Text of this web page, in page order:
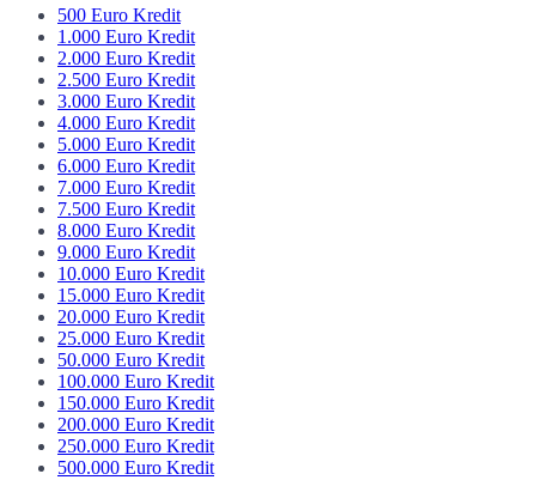
500 Euro Kredit
1.000 Euro Kredit
2.000 Euro Kredit
2.500 Euro Kredit
3.000 Euro Kredit
4.000 Euro Kredit
5.000 Euro Kredit
6.000 Euro Kredit
7.000 Euro Kredit
7.500 Euro Kredit
8.000 Euro Kredit
9.000 Euro Kredit
10.000 Euro Kredit
15.000 Euro Kredit
20.000 Euro Kredit
25.000 Euro Kredit
50.000 Euro Kredit
100.000 Euro Kredit
150.000 Euro Kredit
200.000 Euro Kredit
250.000 Euro Kredit
500.000 Euro Kredit